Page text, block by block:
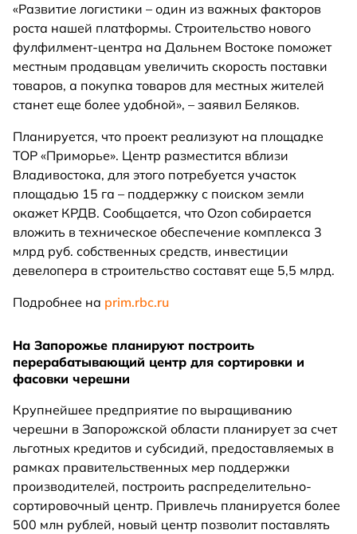
«Развитие логистики – один из важных факторов
роста нашей платформы. Строительство нового
фулфилмент-центра на Дальнем Востоке поможет
местным продавцам увеличить скорость поставки
товаров, а покупка товаров для местных жителей
станет еще более удобной», – заявил Беляков.
Планируется, что проект реализуют на площадке
ТОР «Приморье». Центр разместится вблизи
Владивостока, для этого потребуется участок
площадью 15 га – поддержку с поиском земли
окажет КРДВ. Сообщается, что Ozon собирается
вложить в техническое обеспечение комплекса 3
млрд руб. собственных средств, инвестиции
девелопера в строительство составят еще 5,5 млрд.
Подробнее на prim.rbc.ru
На Запорожье планируют построить
перерабатывающий центр для сортировки и
фасовки черешни
Крупнейшее предприятие по выращиванию
черешни в Запорожской области планирует за счет
льготных кредитов и субсидий, предоставляемых в
рамках правительственных мер поддержки
производителей, построить распределительно-
сортировочный центр. Привлечь планируется более
500 млн рублей, новый центр позволит поставлять